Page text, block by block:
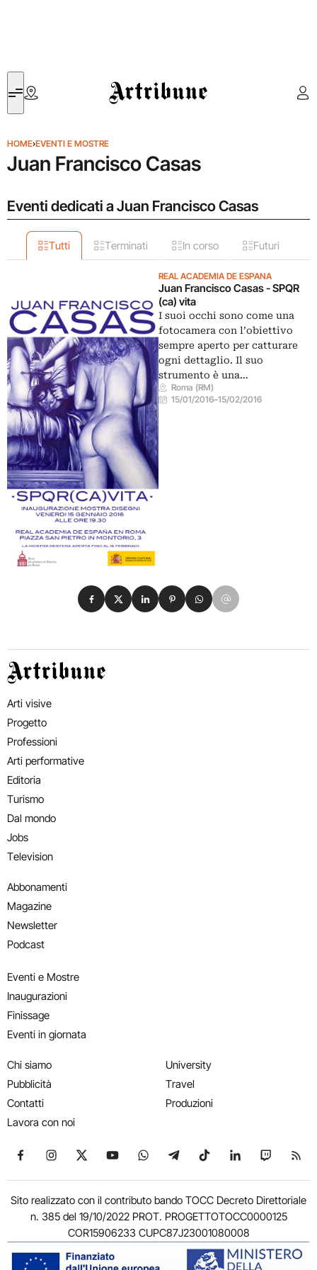
Artribune
HOME›EVENTI E MOSTRE
Juan Francisco Casas
Eventi dedicati a Juan Francisco Casas
Tutti Terminati In corso Futuri
REAL ACADEMIA DE ESPANA
Juan Francisco Casas - SPQR
(ca) vita
I suoi occhi sono come una
fotocamera con l’obiettivo
sempre aperto per catturare
ogni dettaglio. Il suo
strumento è una…
Roma (RM)
15/01/2016–15/02/2016
Condividi su Facebook
Condividi su X
Condividi su LinkedIn
Condividi su Pinterest
Condividi su WhatsApp
Condividi su Email
Artribune
Arti visive
Progetto
Professioni
Arti performative
Editoria
Turismo
Dal mondo
Jobs
Television
Abbonamenti
Magazine
Newsletter
Podcast
Eventi e Mostre
Inaugurazioni
Finissage
Eventi in giornata
Chi siamo
Pubblicità
Contatti
Lavora con noi
University
Travel
Produzioni
Seguici su Facebook
Seguici su Instagram
Seguici su X
Seguici su YouTube
Seguici su WhatsApp
Seguici su Telegram
Seguici su TikTok
Seguici su
Seguici
Sito realizzato con il contributo bando TOCC Decreto Direttoriale
n. 385 del 19/10/2022 PROT. PROGETTOTOCC0000125
COR15906233 CUPC87J23001080008